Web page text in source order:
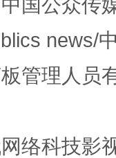
国公众传
news/
管理人员
络科技影